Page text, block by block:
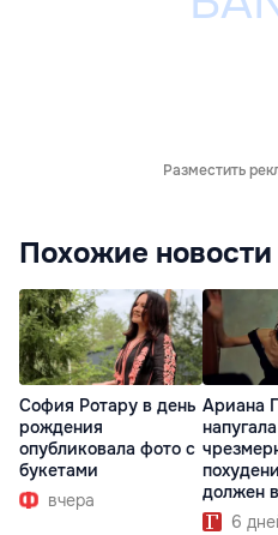
Разместить
Похожие новости
София Ротару в день
рождения
опубликовала фото с
букетами
вчера
Ариана
должен
6